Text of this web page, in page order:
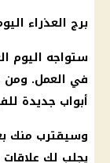
برج العذراء
ستواجه اليوم
في العمل. ومن
أبواب جديدة
وسيقترب منك
يجلب لك علاقات